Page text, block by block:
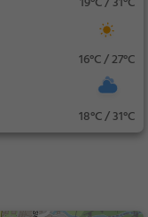
16°C / 27°C
18°C / 31°C